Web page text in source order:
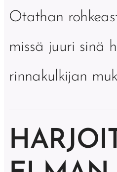
Otathan
missä juuri sinä
rinnakulkijan